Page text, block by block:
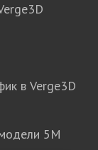
в Verge3D
5М